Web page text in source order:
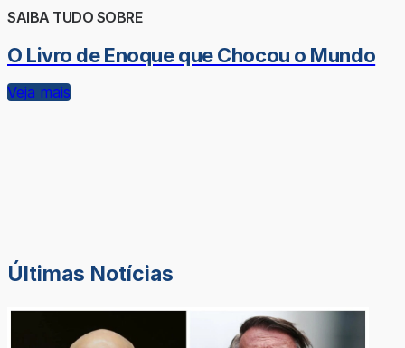
SAIBA TUDO SOBRE
O Livro de Enoque que Chocou o Mundo
Veja mais
Últimas Notícias